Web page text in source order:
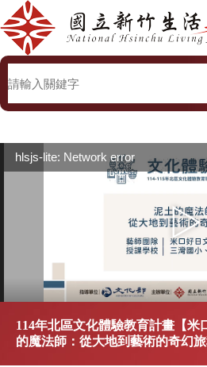
hlsjs-lite: Network error
114年北區文化體驗教育計畫【米
的魔法師：從大地到藝術的奇幻